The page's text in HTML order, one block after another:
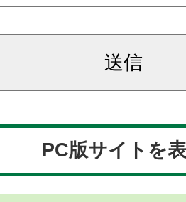
PC版サイトを